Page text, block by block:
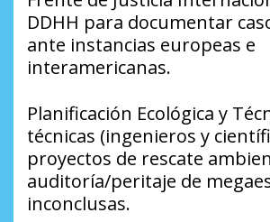
DDHH para documentar
ante instancias europeas e
interamericanas.
​Planificación Ecológica y
técnicas (ingenieros y
proyectos de rescate
auditoría/peritaje de
inconclusas.